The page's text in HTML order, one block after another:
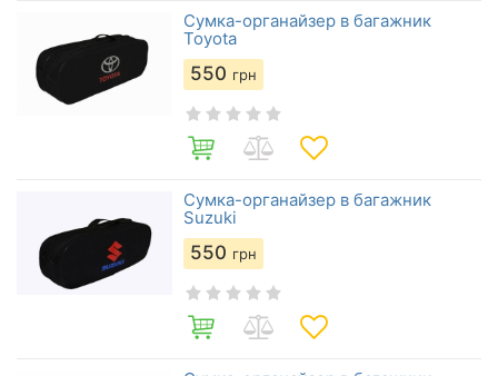
Сумка-органайзер в багажник
Toyota
550 грн
Сумка-органайзер в багажник
Suzuki
550 грн